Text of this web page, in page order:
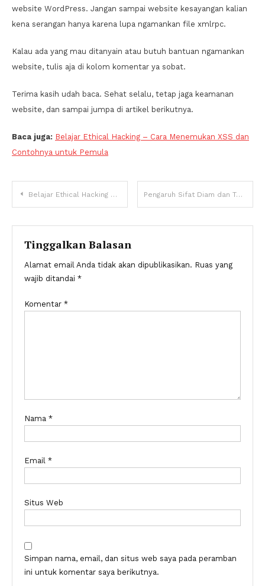
website WordPress. Jangan sampai website kesayangan kalian
kena serangan hanya karena lupa ngamankan file xmlrpc.
Kalau ada yang mau ditanyain atau butuh bantuan ngamankan
website, tulis aja di kolom komentar ya sobat.
Terima kasih udah baca. Sehat selalu, tetap jaga keamanan
website, dan sampai jumpa di artikel berikutnya.
Baca juga: Belajar Ethical Hacking – Cara Menemukan XSS dan
Contohnya untuk Pemula
Navigasi
pos
Belajar Ethical Hacking – Cara Menemukan XSS dan Contohnya untuk Pemula Pengaruh Sifat Diam dan Tak Banyak Omong Terhadap Orang Lain
Tinggalkan Balasan
Alamat email Anda tidak akan dipublikasikan. Ruas yang
wajib ditandai *
Komentar *
Nama *
Email *
Situs Web
Simpan nama, email, dan situs web saya pada peramban
ini untuk komentar saya berikutnya.